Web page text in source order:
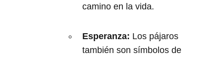
camino en la vida.
Esperanza: Los pájaros
también son símbolos de